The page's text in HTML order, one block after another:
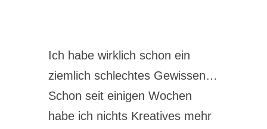
Ich habe wirklich schon ein
ziemlich schlechtes Gewissen…
Schon seit einigen Wochen
habe ich nichts Kreatives mehr